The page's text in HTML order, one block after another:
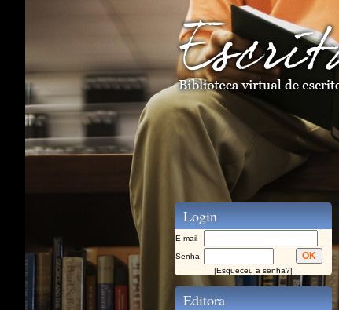
Login
E-mail
Senha
|Esqueceu a senha?|
Editora